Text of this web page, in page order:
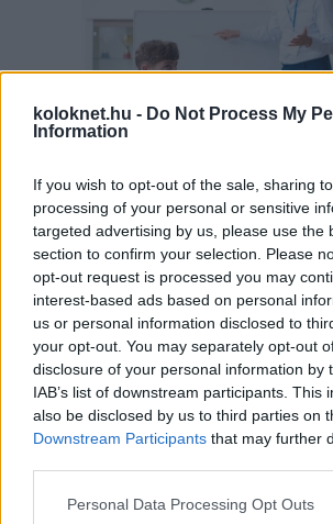
koloknet.hu - Do Not Process My
Information
If you wish to opt-out of the sale, sharing
processing of your personal or sensitive
targeted advertising by us, please use the
section to confirm your selection. Please
opt-out request is processed you may
interest-based ads based on personal
us or personal information disclosed to
your opt-out. You may separately opt-out
disclosure of your personal information by
IAB’s list of downstream participants. This
also be disclosed by us to third parties on
Downstream Participants that may further
Please note that this website/app uses one
Personal Data Processing Opt Outs
A szülők sokfélék, de abban legtöbben
egyetértenek: nem szeretnék, ha a
gyermekükkel az iskolában. Ám ha egy
pedagógusnak egyszerre több, mint
gyermeket kell fegyelmeznie, segítség
módszertani eszköztár nélkül könnyen
eszköztelennek érezheti magát, ennek
gyakran a kiabálás a következménye.
Erre (is) kínál megoldást aPozitív
módszertana, amelyet az
évben egy Erasmus+ partnerségi
próbáltak ki hat európai ország
Szignum Iskola
vezetésével.
Pelusos gyerek az oviban: